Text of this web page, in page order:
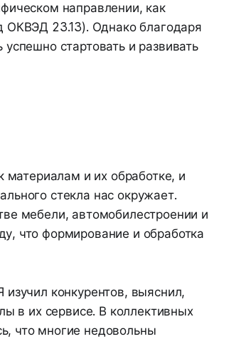
направлении, как
ОКВЭД 23.13). Однако благодаря
стартовать и развивать
материалам и их обработке, и
стекла нас окружает.
мебели, автомобилестроении и
что формирование и обработка
конкурентов, выяснил,
в их сервисе. В коллективных
что многие недовольны